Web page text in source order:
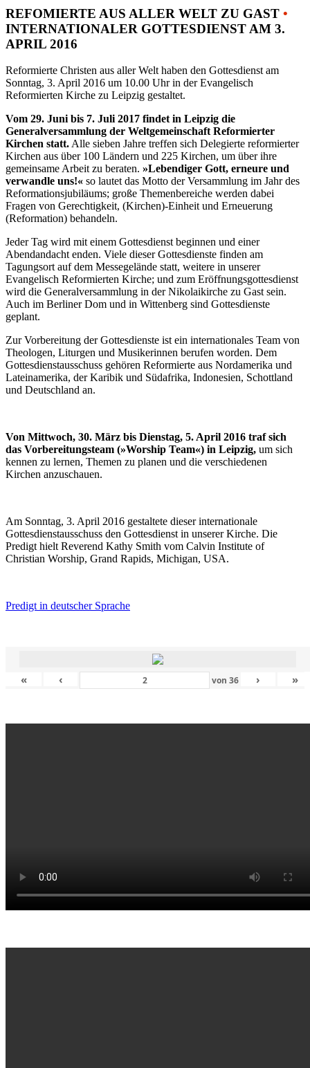
REFOMIERTE AUS ALLER WELT ZU GAST •
INTERNATIONALER GOTTESDIENST AM 3.
APRIL 2016
Reformierte Christen aus aller Welt haben den Gottesdienst am
Sonntag, 3. April 2016 um 10.00 Uhr in der Evangelisch
Reformierten Kirche zu Leipzig gestaltet.
Vom 29. Juni bis 7. Juli 2017 findet in Leipzig die
Generalversammlung der Weltgemeinschaft Reformierter
Kirchen statt.Alle sieben Jahre treffen sich Delegierte reformierter
Kirchen aus über 100 Ländern und 225 Kirchen, um über ihre
gemeinsame Arbeit zu beraten. »Lebendiger Gott, erneure und
verwandle uns!« so lautet das Motto der Versammlung im Jahr des
Reformationsjubiläums; große Themenbereiche werden dabei
Fragen von Gerechtigkeit, (Kirchen)-Einheit und Erneuerung
(Reformation) behandeln.
Jeder Tag wird mit einem Gottesdienst beginnen und einer
Abendandacht enden. Viele dieser Gottesdienste finden am
Tagungsort auf dem Messegelände statt, weitere in unserer
Evangelisch Reformierten Kirche; und zum Eröffnungsgottesdienst
wird die Generalversammlung in der Nikolaikirche zu Gast sein.
Auch im Berliner Dom und in Wittenberg sind Gottesdienste
geplant.
Zur Vorbereitung der Gottesdienste ist ein internationales Team von
Theologen, Liturgen und Musikerinnen berufen worden. Dem
Gottesdienstausschuss gehören Reformierte aus Nordamerika und
Lateinamerika, der Karibik und Südafrika, Indonesien, Schottland
und Deutschland an.
Von Mittwoch, 30. März bis Dienstag, 5. April 2016 traf sich
das Vorbereitungsteam (»Worship Team«) in Leipzig, um sich
kennen zu lernen, Themen zu planen und die verschiedenen
Kirchen anzuschauen.
Am Sonntag, 3. April 2016 gestaltete dieser internationale
Gottesdienstausschuss den Gottesdienst in unserer Kirche. Die
Predigt hielt Reverend Kathy Smith vom Calvin Institute of
Christian Worship, Grand Rapids, Michigan, USA.
Predigt in deutscher Sprache
« ‹ von36 › »